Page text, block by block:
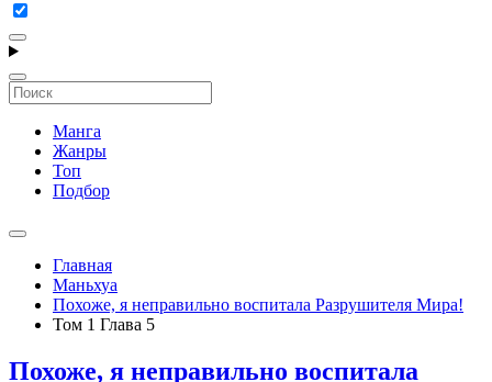
Манга
Жанры
Топ
Подбор
Главная
Маньхуа
Похоже, я неправильно воспитала Разрушителя Мира!
Том 1 Глава 5
Похоже, я неправильно воспитала